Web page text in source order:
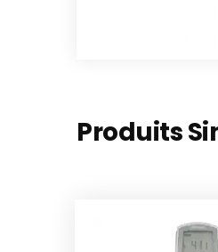
Produits